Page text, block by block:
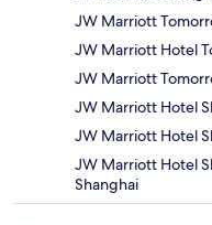
JW Marriott
JW Marriott Hotel
JW Marriott
JW Marriott Hotel
JW Marriott Hotel
JW Marriott Hotel
Shanghai